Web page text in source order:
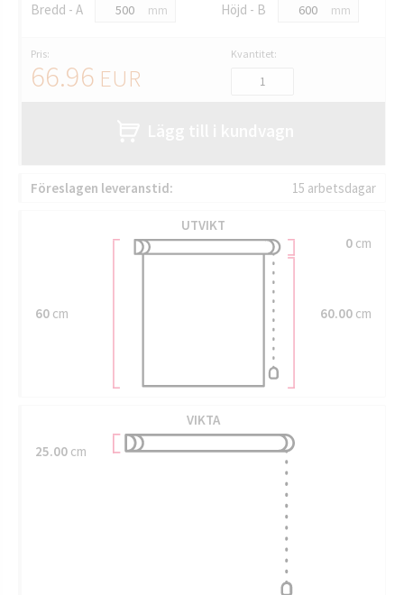
Bredd - A mm Höjd - B mm
Pris:
66.96 EUR
Kvantitet:
Föreslagen leveranstid: 15 arbetsdagar
UTVIKT
60 cm
0cm
60.00cm
VIKTA
25.00 cm